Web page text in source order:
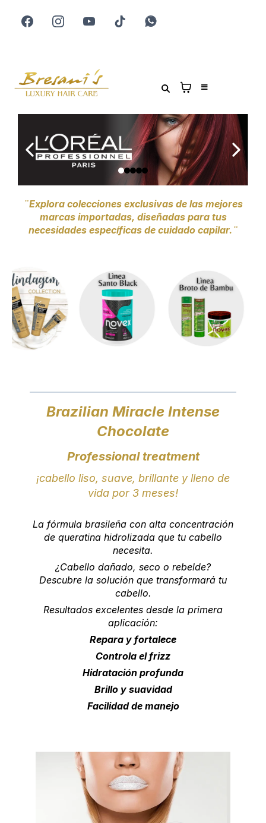
¨Explora colecciones exclusivas de las mejores
marcas importadas, diseñadas para tus
necesidades específicas de cuidado capilar.¨
Brazilian Miracle Intense
Chocolate
Professional treatment
¡cabello liso, suave, brillante y lleno de
vida por 3 meses!
La fórmula brasileña con alta concentración
de queratina hidrolizada que tu cabello
necesita.
¿Cabello dañado, seco o rebelde?
Descubre la solución que transformará tu
cabello.
Resultados excelentes desde la primera
aplicación:
Repara y fortalece
Controla el frizz
Hidratación profunda
Brillo y suavidad
Facilidad de manejo